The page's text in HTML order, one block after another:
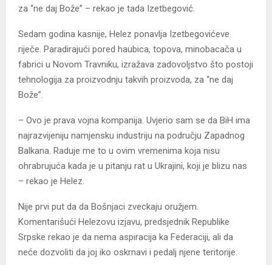
za “ne daj Bože” – rekao je tada Izetbegović.
Sedam godina kasnije, Helez ponavlja Izetbegovićeve
riječe. Paradirajući pored haubica, topova, minobacača u
fabrici u Novom Travniku, izražava zadovoljstvo što postoji
tehnologija za proizvodnju takvih proizvoda, za “ne daj
Bože”.
– Ovo je prava vojna kompanija. Uvjerio sam se da BiH ima
najrazvijeniju namjensku industriju na području Zapadnog
Balkana. Raduje me to u ovim vremenima koja nisu
ohrabrujuća kada je u pitanju rat u Ukrajini, koji je blizu nas
– rekao je Helez.
Nije prvi put da da Bošnjaci zveckaju oružjem.
Komentarišući Helezovu izjavu, predsjednik Republike
Srpske rekao je da nema aspiracija ka Federaciji, ali da
neće dozvoliti da joj iko oskrnavi i pedalj njene teritorije.